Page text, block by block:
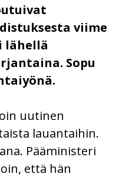
viime
lähellä
Sopu
uutinen
lauantaihin.
Pääministeri
että hän